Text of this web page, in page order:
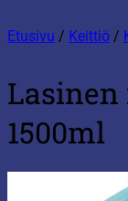
Etusivu / Keittiö /
1500ml